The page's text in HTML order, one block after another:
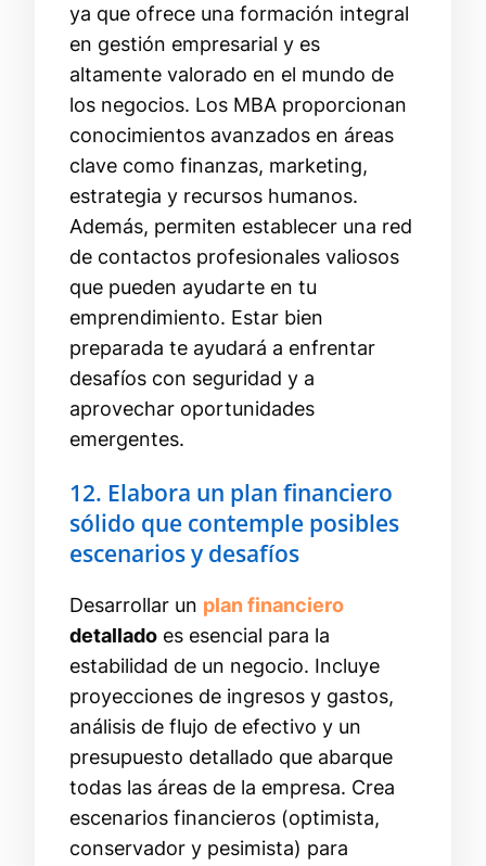
ya que ofrece una formación integral
en gestión empresarial y es
altamente valorado en el mundo de
los negocios. Los MBA proporcionan
conocimientos avanzados en áreas
clave como finanzas, marketing,
estrategia y recursos humanos.
Además, permiten establecer una red
de contactos profesionales valiosos
que pueden ayudarte en tu
emprendimiento. Estar bien
preparada te ayudará a enfrentar
desafíos con seguridad y a
aprovechar oportunidades
emergentes.
12. Elabora un plan financiero
sólido que contemple posibles
escenarios y desafíos
Desarrollar un plan financiero
detallado es esencial para la
estabilidad de un negocio. Incluye
proyecciones de ingresos y gastos,
análisis de flujo de efectivo y un
presupuesto detallado que abarque
todas las áreas de la empresa. Crea
escenarios financieros (optimista,
conservador y pesimista) para